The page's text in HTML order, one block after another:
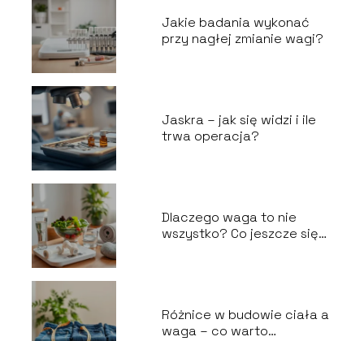
Jakie badania wykonać
przy nagłej zmianie wagi?
Jaskra – jak się widzi i ile
trwa operacja?
Dlaczego waga to nie
wszystko? Co jeszcze się
Różnice w budowie ciała a
waga – co warto